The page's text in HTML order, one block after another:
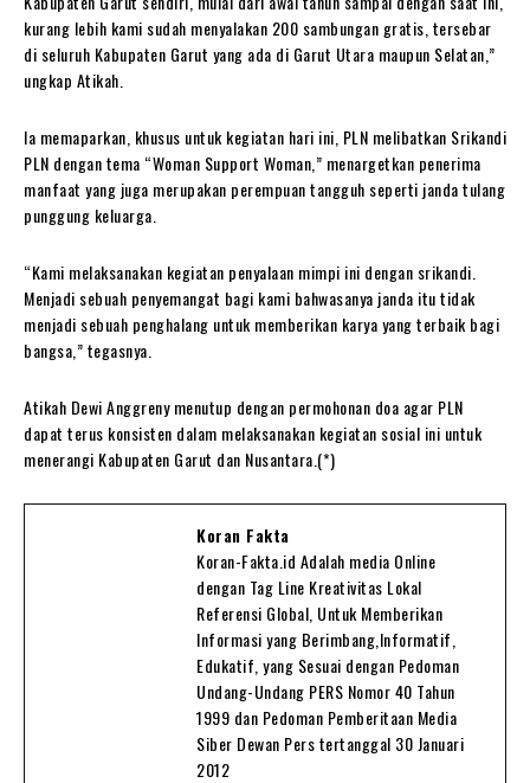
kurang lebih kami sudah menyalakan 200 sambungan gratis, tersebar
di seluruh Kabupaten Garut yang ada di Garut Utara maupun Selatan,”
ungkap Atikah.
Ia memaparkan, khusus untuk kegiatan hari ini, PLN melibatkan Srikandi
PLN dengan tema “Woman Support Woman,” menargetkan penerima
manfaat yang juga merupakan perempuan tangguh seperti janda tulang
punggung keluarga.
“Kami melaksanakan kegiatan penyalaan mimpi ini dengan srikandi.
Menjadi sebuah penyemangat bagi kami bahwasanya janda itu tidak
menjadi sebuah penghalang untuk memberikan karya yang terbaik bagi
bangsa,” tegasnya.
Atikah Dewi Anggreny menutup dengan permohonan doa agar PLN
dapat terus konsisten dalam melaksanakan kegiatan sosial ini untuk
menerangi Kabupaten Garut dan Nusantara.(*)
Koran Fakta
Koran-Fakta.id Adalah media Online
dengan Tag Line Kreativitas Lokal
Referensi Global, Untuk Memberikan
Informasi yang Berimbang,Informatif,
Edukatif, yang Sesuai dengan Pedoman
Undang-Undang PERS Nomor 40 Tahun
1999 dan Pedoman Pemberitaan Media
Siber Dewan Pers tertanggal 30 Januari
2012